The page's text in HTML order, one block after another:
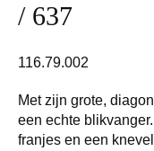
/ 637
116.79.002
Met zijn grote,
een echte
franjes en een